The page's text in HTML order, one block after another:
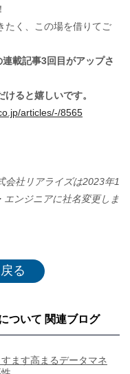
たく、この場を借りてご
連載記事3回目がアップさ
ると嬉しいです。
articles/-/8565
社リアライズは2023年1
ンジニアに社名変更しま
る
ついて 関連ブログ